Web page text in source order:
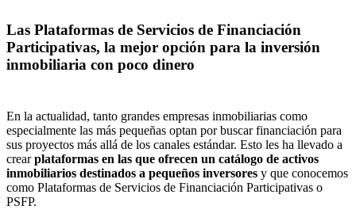
Las Plataformas de Servicios de Financiación
Participativas, la mejor opción para la inversión
inmobiliaria con poco dinero
En la actualidad, tanto grandes empresas inmobiliarias como
especialmente las más pequeñas optan por buscar financiación para
sus proyectos más allá de los canales estándar. Esto les ha llevado a
crearplataformas en las que ofrecen un catálogo de activos
inmobiliarios destinados a pequeños inversores y que conocemos
como Plataformas de Servicios de Financiación Participativas o
PSFP.